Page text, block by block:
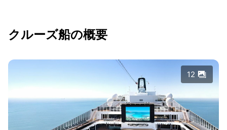
クルーズ船の概要
12